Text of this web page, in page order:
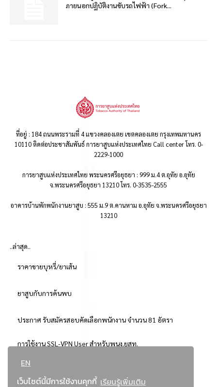
EN
เว็บไซต์นี้มีการใช้งานคุกกี้ เรียนรู้เพิ่มเติม
ภายนอกปฏิบัติงานขับรถไฟฟ้า (Fork...
ที่อยู่ : 184 ถนนพระรามที่ 4 แขวงคลองเตย เขตคลองเตย กรุงเทพมหานคร
10110 ติดต่อประชาสัมพันธ์ การยาสูบแห่งประเทศไทย Call center โทร. 0-
2229-1000
การยาสูบแห่งประเทศไทย พระนครศรีอยุธยา : 999 ม.4 ต.อุทัย อ.อุทัย
จ.พระนครศรีอยุธยา 13210 โทร. 0-3535-2555
อาคารบ้านพักพนักงานยาสูบ : 555 ม.9 ต.คานหาม อ.อุทัย จ.พระนครศรีอยุธยา
13210
..ล่าสุด..
ราคาขายบุหรี่/ยาเส้น
ยาสูบกับการค้นพบ
ประกาศ รับสมัครสอบคัดเลือกพนักงาน จำนวน 81 อัตรา
การใช้งาน SSL-VPN User สำหรับพนง.ยสท.
..ยอดนิยม..